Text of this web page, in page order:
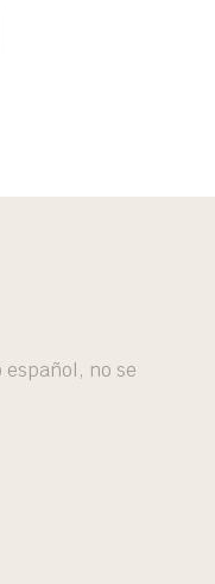
español, no se